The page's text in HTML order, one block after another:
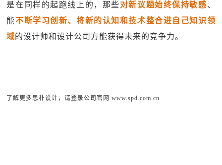
是在同样的起跑线上的，那些对新议题始终保持敏感、
能不断学习创新、将新的认知和技术整合进自己知识领
域的设计师和设计公司方能获得未来的竞争力。
了解更多思朴设计，请登录公司官网www.spd.com.cn